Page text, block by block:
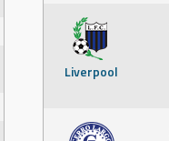
Liverpool